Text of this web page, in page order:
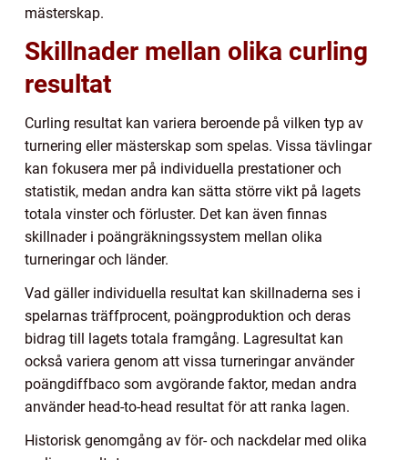
mästerskap.
Skillnader mellan olika curling
resultat
Curling resultat kan variera beroende på vilken typ av
turnering eller mästerskap som spelas. Vissa tävlingar
kan fokusera mer på individuella prestationer och
statistik, medan andra kan sätta större vikt på lagets
totala vinster och förluster. Det kan även finnas
skillnader i poängräkningssystem mellan olika
turneringar och länder.
Vad gäller individuella resultat kan skillnaderna ses i
spelarnas träffprocent, poängproduktion och deras
bidrag till lagets totala framgång. Lagresultat kan
också variera genom att vissa turneringar använder
poängdiffbaco som avgörande faktor, medan andra
använder head-to-head resultat för att ranka lagen.
Historisk genomgång av för- och nackdelar med olika